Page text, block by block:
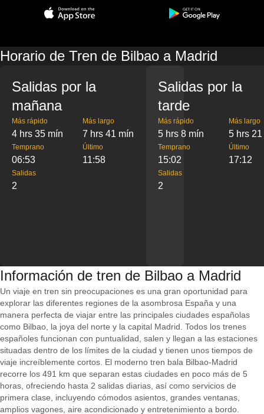
Horario de Tren de Bilbao a Madrid
Salidas por la
mañana
Más rápido
4 hrs 35 mín
Más largo
7 hrs 41 mín
Temprano
06:53
Último
11:58
Salidas
2
Salidas por la
tarde
Más rápido
5 hrs 8 mín
Más largo
5 hrs
Temprano
15:02
Último
17:12
Salidas
2
Información de tren de Bilbao a Madrid
Un viaje en tren sin preocupaciones es una gran oportunidad para
explorar las diferentes regiones de la asombrosa España y una
manera perfecta de viajar entre las principales ciudades españolas
como Bilbao, la joya del norte y la capital Madrid. Todos los trenes
españoles funcionan con puntualidad, salen y llegan a las estaciones
situadas dentro de los límites de la ciudad y tienen unos tiempos de
viaje increíblemente cortos. El moderno tren bala Bilbao-Madrid
recorre los 491 km que separan estas ciudades en poco más de 5
horas, ofreciendo hasta 2 salidas diarias, así como servicios de
primera clase, incluyendo cómodos asientos, grandes ventanas,
amplios vagones, aire acondicionado y entretenimiento a bordo.